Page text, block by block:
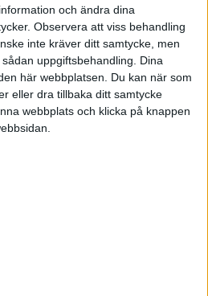
och ändra dina
Observera att viss behandling
inte kräver ditt samtycke, men
uppgiftsbehandling. Dina
här webbplatsen. Du kan när som
eller dra tillbaka ditt samtycke
webbplats och klicka på knappen